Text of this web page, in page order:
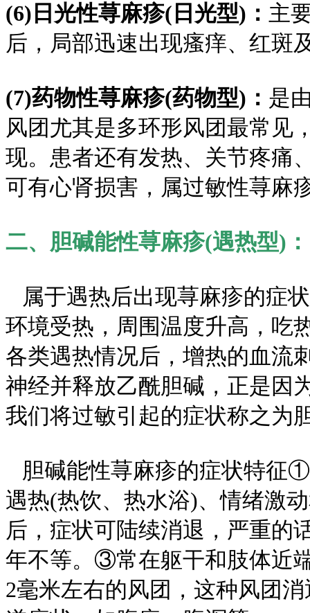
(6)日光性荨麻疹(日光型)： 主
后，局部迅速出现瘙痒、红斑
(7)药物性荨麻疹(药物型)： 是
风团尤其是多环形风团最常见
现。患者还有发热、关节疼痛
可有心肾损害，属过敏性荨麻
二、胆碱能性荨麻疹(遇热型)：
属于遇热后出现荨麻疹的症
环境受热，周围温度升高，吃
各类遇热情况后，增热的血流
神经并释放乙酰胆碱，正是因
我们将过敏引起的症状称之为
胆碱能性荨麻疹的症状特征
遇热(热饮、热水浴)、情绪激
后，症状可陆续消退，严重的
年不等。③常在躯干和肢体近
2毫米左右的风团，这种风团